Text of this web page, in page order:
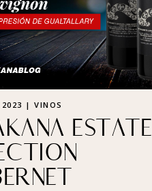
2023 | VINOS
ESTATE